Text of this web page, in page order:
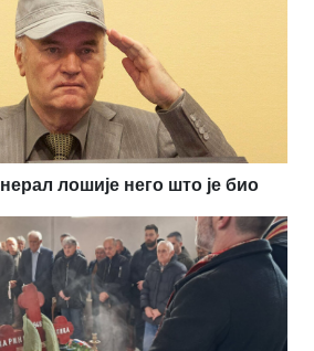
лошије него што је био